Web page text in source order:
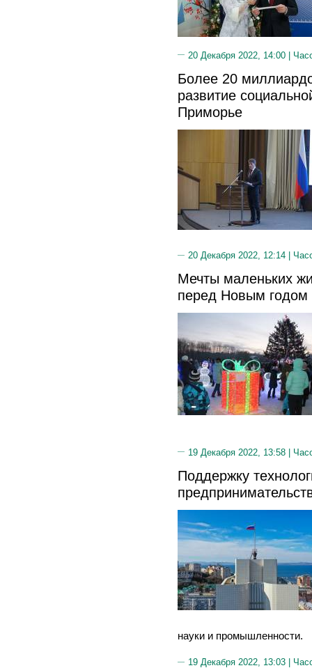
20 Декабря 2022, 14:00 |
Более 20
развитие
Приморье
20 Декабря 2022, 12:14 |
Мечты маленьких
перед Новым годом
19 Декабря 2022, 13:58 |
Поддержку
науки и промышленности.
19 Декабря 2022, 13:03 |